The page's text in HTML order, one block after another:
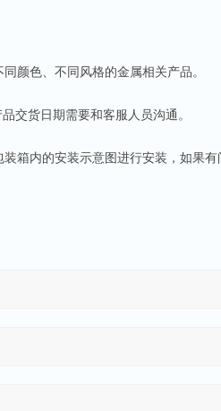
颜色、不同风格的金属相关产品。
交货日期需要和客服人员沟通。
箱内的安装示意图进行安装，如果